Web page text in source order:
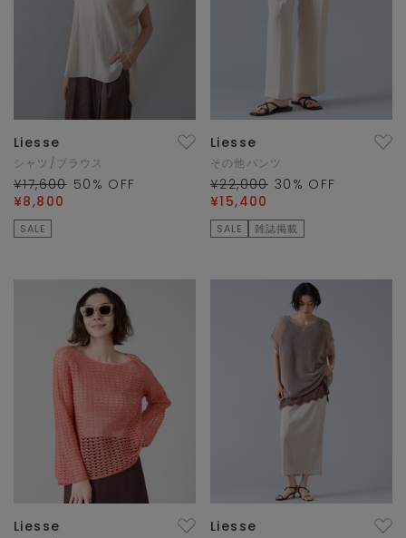
Liesse
シャツ/ブラウス
¥17,600 50 % OFF
¥8,800
SALE
Liesse
その他パンツ
¥22,000 30 % OFF
¥15,400
SALE 雑誌掲載
Liesse Liesse